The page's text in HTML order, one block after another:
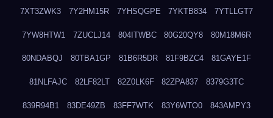
7XT3ZWK3 7Y2HM15R 7YHSQGPE 7YKTB834 7YTLLGT7
7YW8HTW1 7ZUCLJ14 804ITWBC 80G20QY8 80M18M6R
80NDABQJ 80TBA1GP 81B6R5DR 81F9BZC4 81GAYE1F
81NLFAJC 82LF82LT 82Z0LK6F 82ZPA837 8379G3TC
839R94B1 83DE49ZB 83FF7WTK 83Y6WTO0 843AMPY3